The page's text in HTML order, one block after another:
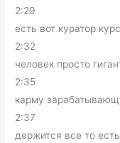
2:29
есть вот куратор
2:32
человек просто
2:35
карму
2:37
держится все то